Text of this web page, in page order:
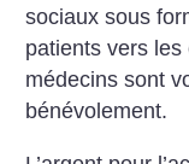
sociaux sous
patients vers
médecins sont
bénévolement.